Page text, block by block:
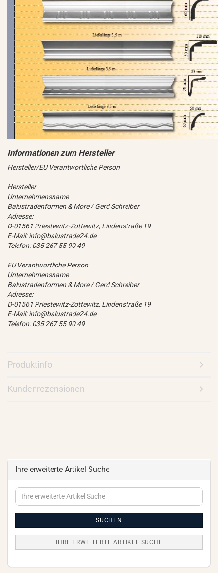
Hersteller/EU Verantwortliche Person
Hersteller
Unternehmensname
Balustradenformen & More / Gerd Schreiber
Adresse:
D-01561 Priestewitz-Zottewitz, Lindenstraße 19
E-Mail: info@balustrade24.de
Telefon: 035 267 55 90 49
EU Verantwortliche Person
Unternehmensname
Balustradenformen & More / Gerd Schreiber
Adresse:
D-01561 Priestewitz-Zottewitz, Lindenstraße 19
E-Mail: info@balustrade24.de
Telefon: 035 267 55 90 49
Produktinfo
Kundenrezensionen
Ihre erweiterte Artikel Suche
Ihre
erweiterte
SUCHEN
IHRE ERWEITERTE ARTIKEL SUCHE